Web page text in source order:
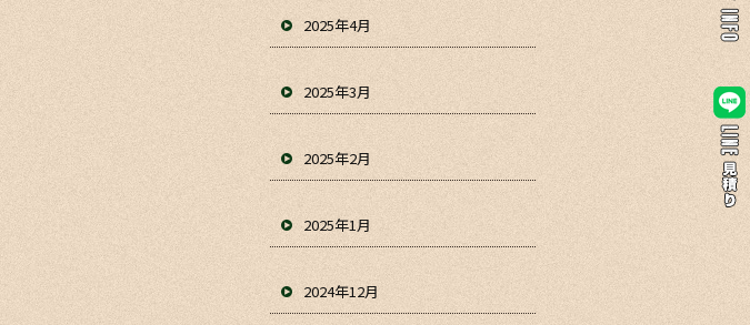
2025年4月
2025年3月
2025年2月
2025年1月
2024年12月